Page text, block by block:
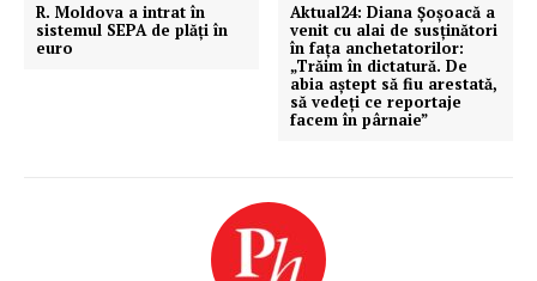
R. Moldova a intrat în
sistemul SEPA de plăți în
euro
Aktual24: Diana Șoșoacă a
venit cu alai de susținători
în fața anchetatorilor:
„Trăim în dictatură. De
abia aștept să fiu arestată,
să vedeți ce reportaje
facem în pârnaie”